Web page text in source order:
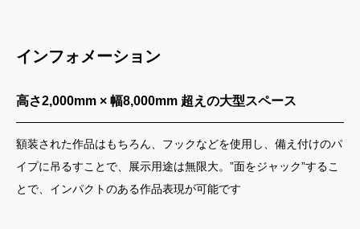
インフォメーション
高さ2,000mm × 幅8,000mm 超えの大型スペース
額装された作品はもちろん、フックなどを使用し、備え付けのパ
イプに吊るすことで、展示用途は無限大。”面をジャック”するこ
とで、インパクトのある作品表現が可能です